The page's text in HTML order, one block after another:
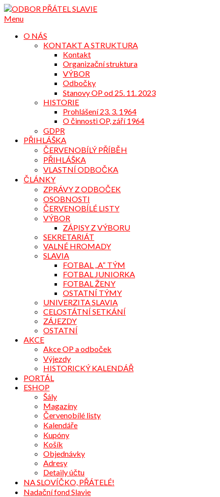
Přejdi
na
Menu
O NÁS
KONTAKT A STRUKTURA
Kontakt
Organizační struktura
VÝBOR
Odbočky
Stanovy OP od 25. 11. 2023
HISTORIE
Prohlášení 23. 3. 1964
O činnosti OP, září 1964
GDPR
PŘIHLÁŠKA
ČERVENOBÍLÝ PŘÍBĚH
PŘIHLÁŠKA
VLASTNÍ ODBOČKA
ČLÁNKY
ZPRÁVY Z ODBOČEK
OSOBNOSTI
ČERVENOBÍLÉ LISTY
VÝBOR
ZÁPISY Z VÝBORU
SEKRETARIÁT
VALNÉ HROMADY
SLAVIA
FOTBAL „A“ TÝM
FOTBAL JUNIORKA
FOTBAL ŽENY
OSTATNÍ TÝMY
UNIVERZITA SLAVIA
CELOSTÁTNÍ SETKÁNÍ
ZÁJEZDY
OSTATNÍ
AKCE
Akce OP a odboček
Výjezdy
HISTORICKÝ KALENDÁŘ
PORTÁL
ESHOP
Šály
Magazíny
Červenobílé listy
Kalendáře
Kupóny
Košík
Objednávky
Adresy
Detaily účtu
NA SLOVÍČKO, PŘÁTELÉ!
Nadační fond Slavie